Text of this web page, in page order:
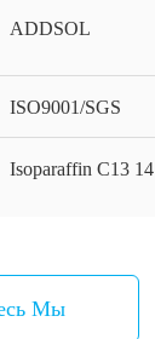
ADDSOL
ISO9001/SGS
Isoparaffin C13 14
Мы